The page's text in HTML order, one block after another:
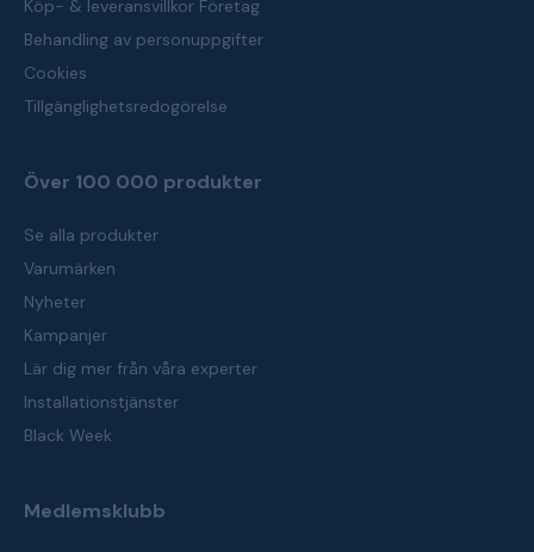
Köp- & leveransvillkor Företag
Behandling av personuppgifter
Cookies
Tillgänglighetsredogörelse
Över 100 000 produkter
Se alla produkter
Varumärken
Nyheter
Kampanjer
Lär dig mer från våra experter
Installationstjänster
Black Week
Medlemsklubb